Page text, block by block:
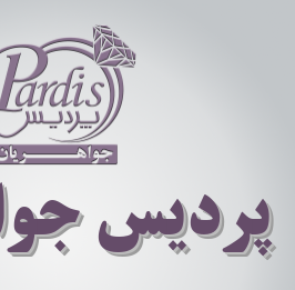
​​​​پردیس